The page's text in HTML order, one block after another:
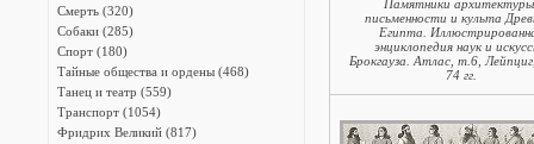
Смерть (320)
Собаки (285)
Спорт (180)
Тайные общества и ордены (468)
Танец и театр (559)
Транспорт (1054)
Фридрих Великий (817)
Памятники
письменности и культа
Египта.
энциклопедия наук и
Брокгауза. Атлас, т.6,
74 гг.